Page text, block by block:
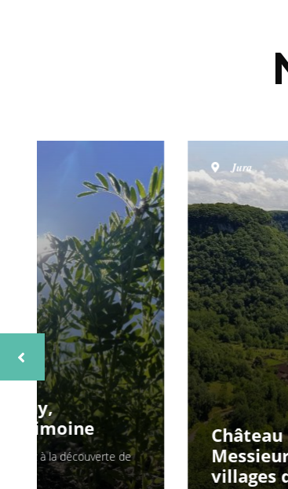
Jura
Château Chalon et
Messieurs « Plus beaux
villages de France du